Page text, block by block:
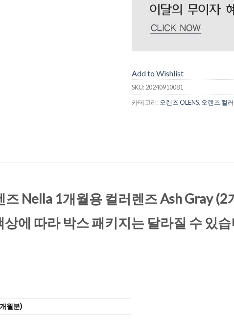
Add to Wishlist
SKU:20240910081
카테고리:오렌즈 OLENS, 오렌즈 컬
즈 Nella 1개월용 컬러렌즈 Ash Gray (2
상에 따라 박스 패키지는 달라질 수 있
월분)